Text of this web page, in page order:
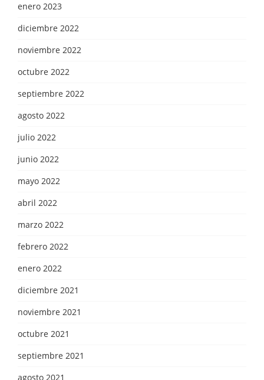
enero 2023
diciembre 2022
noviembre 2022
octubre 2022
septiembre 2022
agosto 2022
julio 2022
junio 2022
mayo 2022
abril 2022
marzo 2022
febrero 2022
enero 2022
diciembre 2021
noviembre 2021
octubre 2021
septiembre 2021
agosto 2021